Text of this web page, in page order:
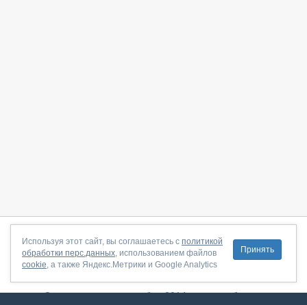
О сайте|С чего начать|Контакты|Партнёрская программа
Договор-оферта|Политика конфиденциальности
Правила пользования
Сервис запущен в ноябре 2014, свежее обновление от
Принять
Используя этот сайт, вы соглашаетесь с политикой
обработки перс.данных, использованием файлов
cookie, а также Яндекс.Метрики и Google Analytics